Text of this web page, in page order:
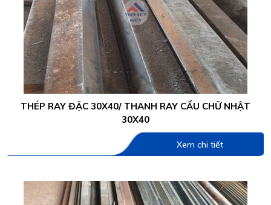
THÉP RAY ĐẶC 30X40/ THANH RAY CẨU CHỮ NHẬT
30X40
Xem chi tiết